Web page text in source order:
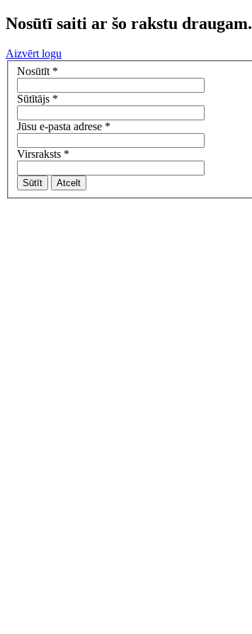
Nosūtī saiti ar šo rakstu draugam.
Aizvērt logu
Nosūtīt*
Sūtītājs *
Jūsu e-pasta adrese *
Virsraksts *
Sūtīt Atcelt